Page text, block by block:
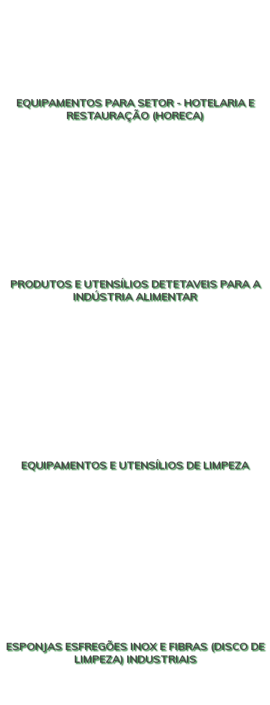
EQUIPAMENTOS PARA SETOR - HOTELARIA E
RESTAURAÇÃO (HORECA)
PRODUTOS E UTENSÍLIOS DETETAVEIS PARA A
INDÚSTRIA ALIMENTAR
EQUIPAMENTOS E UTENSÍLIOS DE LIMPEZA
ESPONJAS ESFREGÕES INOX E FIBRAS (DISCO DE
LIMPEZA) INDUSTRIAIS